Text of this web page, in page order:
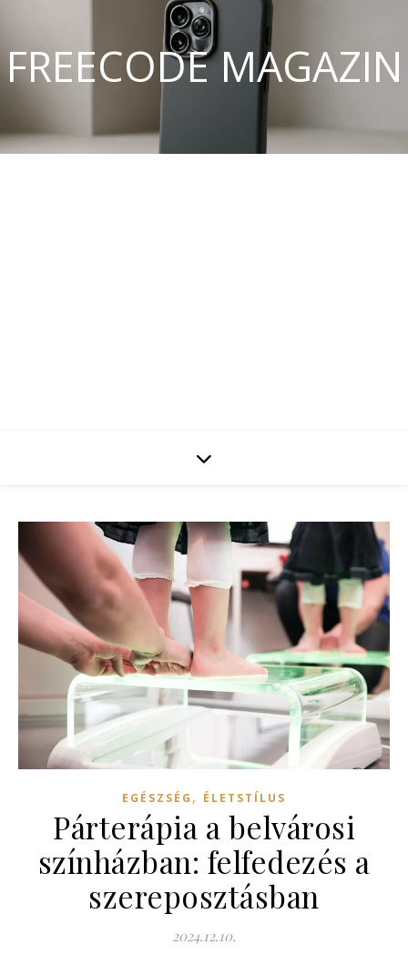
FREECODE MAGAZIN
EGÉSZSÉG , ÉLETSTÍLUS
Párterápia a belvárosi
színházban: felfedezés a
szereposztásban
2024.12.10.